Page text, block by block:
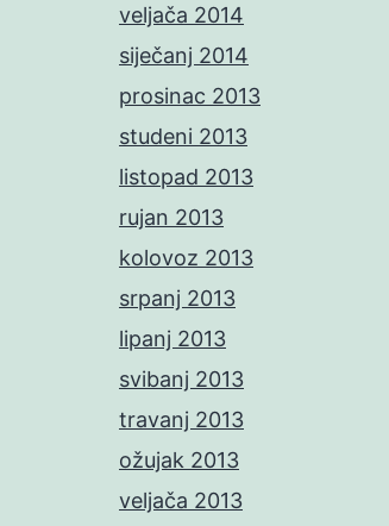
veljača 2014
siječanj 2014
prosinac 2013
studeni 2013
listopad 2013
rujan 2013
kolovoz 2013
srpanj 2013
lipanj 2013
svibanj 2013
travanj 2013
ožujak 2013
veljača 2013